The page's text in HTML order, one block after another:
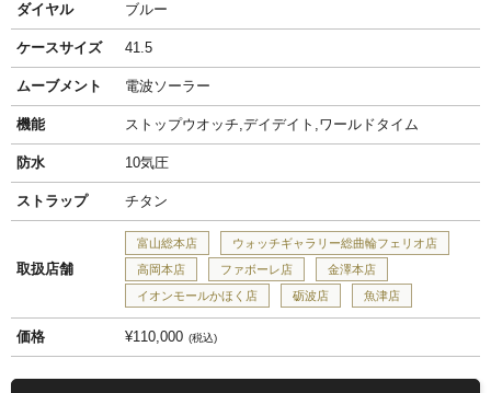
ダイヤル ブルー
ケースサイズ 41.5
ムーブメント 電波ソーラー
機能 ストップウオッチ,デイデイト,ワールドタイム
防水 10気圧
ストラップ チタン
取扱店舗
富山総本店
ウォッチギャラリー総曲輪フェリオ店
高岡本店
ファボーレ店
金澤本店
イオンモールかほく店
砺波店 魚津店
価格 ¥110,000 税込